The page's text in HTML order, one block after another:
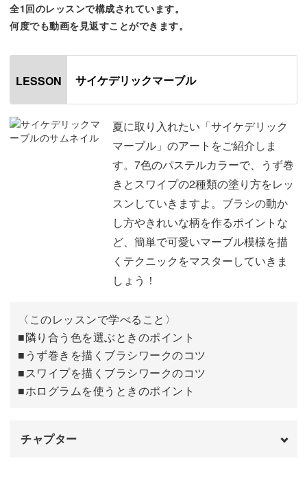
◆うず巻きを描くブラシワークのコツ
◆スワイプを描くブラシワークのコツ
◆ホログラムを使うときのポイント
使用するジェルの選び方やブラシの使い分けなど、細かい
デザインのイメージを決定づける色の使い方や配置する位
置など、おしゃれなアートに仕上げるためのポイントも詳
今回は7色でサイケデリックマーブルを描きましたが、お
手持ちのカラーを組み合わせてチャレンジしてみてくださ
隣り合う色を変えるだけで印象が大きく変わりますので、
バリエーションは無限に広がります。
ホログラムやラメ、ストーンなどをプラスすれば、指を動
全1回のレッスンで構成されています。
何度でも動画を見返すことができます。
LESSON サイケデリックマーブル
夏に取り入れたい「サイケデリック
マーブル」のアートをご紹介しま
す。7色のパステルカラーで、うず巻
きとスワイプの2種類の塗り方をレッ
スンしていきますよ。ブラシの動か
し方やきれいな柄を作るポイントな
ど、簡単で可愛いマーブル模様を描
くテクニックをマスターしていきま
しょう！
〈このレッスンで学べること〉
■隣り合う色を選ぶときのポイント
■うず巻きを描くブラシワークのコツ
■スワイプを描くブラシワークのコツ
■ホログラムを使うときのポイント
チャプター